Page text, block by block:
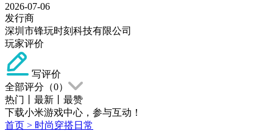
2026-07-06
发行商
深圳市锋玩时刻科技有限公司
玩家评价
写评价
全部评分（0）
热门
最新
最赞
下载小米游戏中心，参与互动！
首页 > 时尚穿搭日常